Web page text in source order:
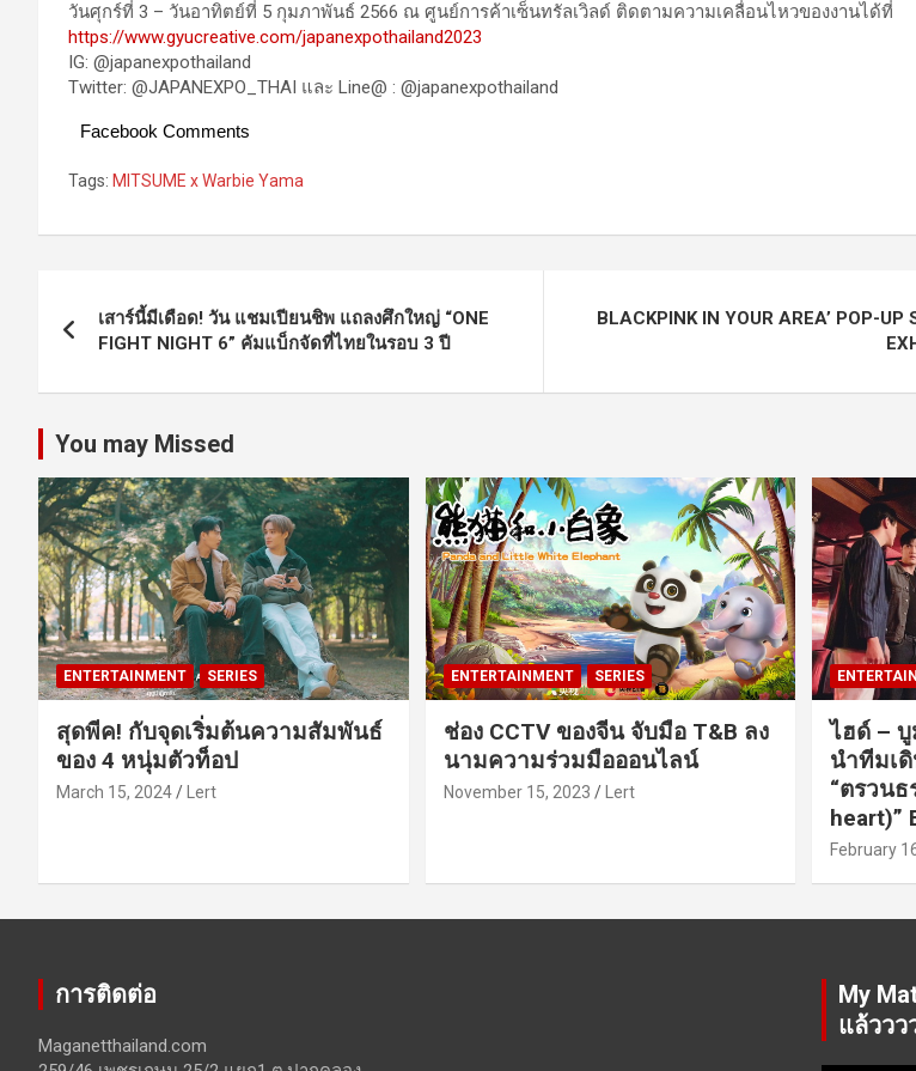
วันศุกร์ที่ 3 – วันอาทิตย์ที่ 5 กุมภาพันธ์ 2566 ณ ศูนย์การค้าเซ็นทรัลเวิลด์ ติดตามความเคลื่อนไหวของงานได้ที่
https://www.gyucreative.com/japanexpothailand2023
IG: @japanexpothailand
Twitter: @JAPANEXPO_THAI และ Line@ : @japanexpothailand
Facebook Comments
Tags: MITSUME x Warbie Yama
navigation
เสาร์นี้มีเดือด! วัน แชมเปียนชิพ แถลงศึกใหญ่ “ONE
FIGHT NIGHT 6” คัมแบ็กจัดที่ไทยในรอบ 3 ปี
BLACKPINK IN YOUR AREA’ POP-UP
You may Missed
ENTERTAINMENT SERIES
สุดพีค! กับจุดเริ่มต้นความสัมพันธ์
ของ 4 หนุ่มตัวท็อป
March 15, 2024 Lert
ENTERTAINMENT SERIES
ช่อง CCTV ของจีน จับมือ T&B ลง
นามความร่วมมือออนไลน์
November 15, 2023 Lert
ไฮด์ –
นำทีมเ
“ตรวน
heart)”
February
การติดต่อ
Maganetthailand.com
My
แล้ววว